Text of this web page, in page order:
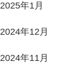
2025年1月
2024年12月
2024年11月